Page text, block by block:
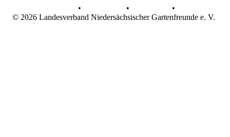
• •
•
© 2026 Landesverband Niedersächsischer Gartenfreunde e. V.